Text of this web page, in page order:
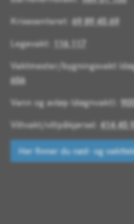
Krisesenteret:69 89 45 69
Legevakt:
116 117
Vaktmester/bygningsvakt
656
Vann og avløp (døgnvakt):
Viltvakt/viltpåkjørsel:414 45
Her finner du nød- og